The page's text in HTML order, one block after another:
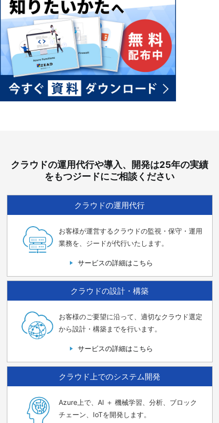
クラウドの運用代行や導入、開発は25年の実績
をもつジードにご相談ください
クラウドの運用代行
お客様が運営するクラウドの監視・保守・運用
業務を、ジードが代行いたします。
サービスの詳細はこちら
クラウドの設計・構築
お客様のご要望に沿って、適切なクラウド選定
から設計・構築までを行います。
サービスの詳細はこちら
クラウド上でのシステム開発
Azure上で、AI ＋ 機械学習、分析、ブロック
チェーン、IoTを開発します。